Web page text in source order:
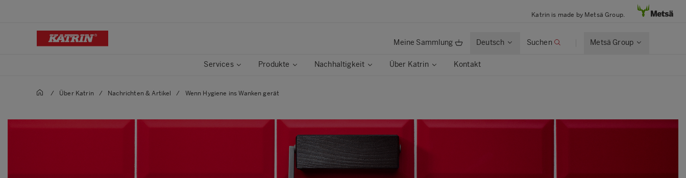
Katrin is made by Metsä Group.
Meine Sammlung Deutsch Suchen Metsä Group
Services Produkte Nachhaltigkeit Über Katrin Kontakt
/ Über Katrin / Nachrichten & Artikel / Wenn Hygiene ins Wanken gerät